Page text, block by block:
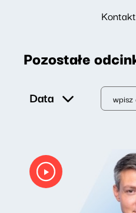
Pozostałe
Data